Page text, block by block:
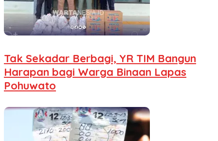
Tak Sekadar Berbagi, YR TIM Bangun
Harapan bagi Warga Binaan Lapas
Pohuwato